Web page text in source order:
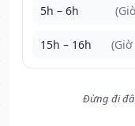
5h – 6h
15h – 16h
Đừng đi